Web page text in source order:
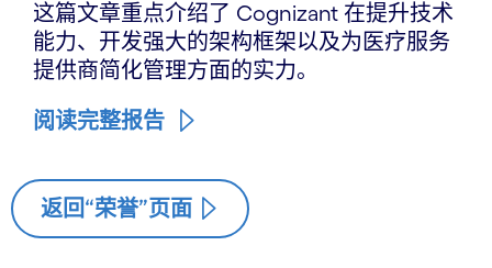
这篇文章重点介绍了 Cognizant 在提升技术
能力、开发强大的架构框架以及为医疗服务
提供商简化管理方面的实力。
阅读完整报告
返回“荣誉”页面